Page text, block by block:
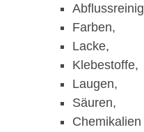
Farben,
Lacke,
Klebestoffe,
Laugen,
Säuren,